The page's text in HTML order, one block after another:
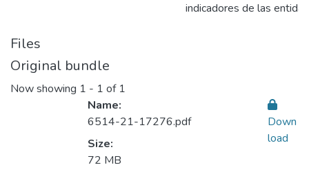
indicadores de las
Files
Original bundle
Now showing 1 - 1 of 1
Name:
6514-21-17276.pdf
Size:
72 MB
Down
load